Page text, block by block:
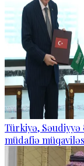
Türkiyə, Səudiyyə
müdafiə